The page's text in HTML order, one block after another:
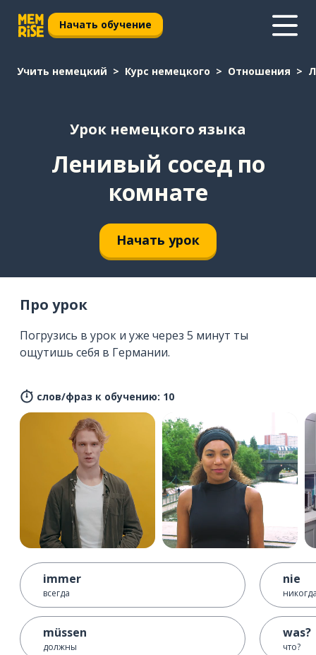
Начать обучение
Учить немецкий Курс немецкого Отношения
Урок немецкого языка
Ленивый сосед по
комнате
Начать урок
Про урок
Погрузись в урок и уже через 5 минут ты
ощутишь себя в Германии.
слов/фраз к обучению: 10
immer
всегда
müssen
должны
nie
was?
что?